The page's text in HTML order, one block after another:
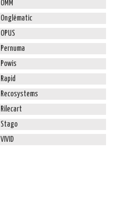
OMM
Onglématic
OPUS
Pernuma
Powis
Rapid
Recosystems
Rilecart
Stago
VIVID